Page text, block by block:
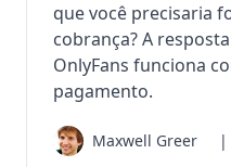
que você precisaria
cobrança? A
OnlyFans funciona
pagamento.
Maxwell Greer |